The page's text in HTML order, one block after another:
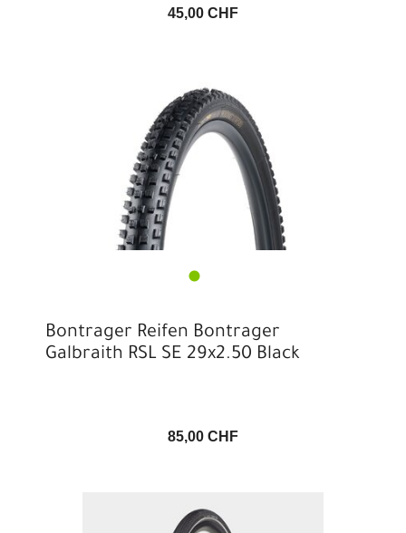
45,00 CHF
Bontrager Reifen Bontrager
Galbraith RSL SE 29x2.50 Black
85,00 CHF